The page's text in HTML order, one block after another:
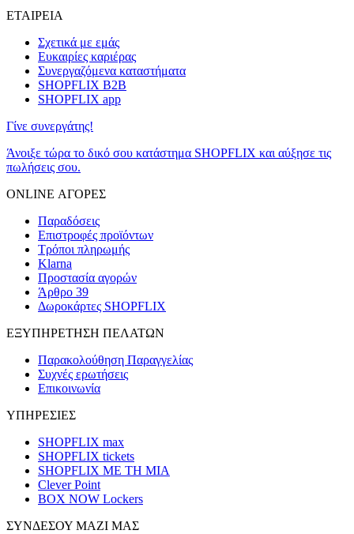
ΕΤΑΙΡΕΙΑ
Σχετικά με εμάς
Ευκαιρίες καριέρας
Συνεργαζόμενα καταστήματα
SHOPFLIX B2B
SHOPFLIX app
Γίνε συνεργάτης!
Άνοιξε τώρα το δικό σου κατάστημα SHOPFLIX και αύξησε τις
πωλήσεις σου.
ONLINE ΑΓΟΡΕΣ
Παραδόσεις
Επιστροφές προϊόντων
Τρόποι πληρωμής
Klarna
Προστασία αγορών
Άρθρο 39
Δωροκάρτες SHOPFLIX
ΕΞΥΠΗΡΕΤΗΣΗ ΠΕΛΑΤΩΝ
Παρακολούθηση Παραγγελίας
Συχνές ερωτήσεις
Επικοινωνία
ΥΠΗΡΕΣΙΕΣ
SHOPFLIX max
SHOPFLIX tickets
SHOPFLIX ΜΕ ΤΗ ΜΙΑ
Clever Point
BOX NOW Lockers
ΣΥΝΔΕΣΟΥ ΜΑΖΙ ΜΑΣ